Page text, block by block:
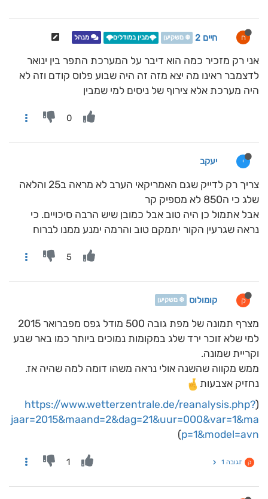
ח חיים 2 ❄️ משקיען 🌩️מבין במודלים🌩️ מנהל
אני רק מזכיר כמה הוא דיבר על המערכת התפר בין ינואר
לדצמבר ראינו מה יצא מזה זה היה שבוע פלוס קודם וזה לא
היה מערכת אלא צירוף של ניסים למי שמבין
0
י יעקב
צריך רק לדייק שגם האמריקאי הערב לא מראה ב25 והלאה
שלג כי ה850 לא מספיק קר
אבל אתמול כן היה טוב אבל כמובן שיש הרבה סיכויים. כי
נראה שגרעין הקור יתמקם טוב והרמה ימנע ממנו לברוח
5
ק קומולוס ❄️ משקיען
מצרף תמונה של מפת גובה 500 מודל גפס מפברואר 2015
למי שלא זוכר ירד שלג במקומות נמוכים ביותר כמו באר שבע
וקריית שמונה.
ממש מקווה שהשנה אולי נראה משהו דומה למה שהיה אז.
נחזיק אצבעות
(
https://www.wetterzentrale.de/reanalysis.php?
jaar=2015&maand=2&dag=21&uur=000&var=1&ma
p=1&model=avn
)
ק תגובה 1 1